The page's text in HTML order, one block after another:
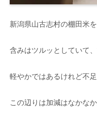
新潟県山古志村の棚田米を
含みはツルッとしていて、
軽やかではあるけれど不
この辺りは加減はなかな